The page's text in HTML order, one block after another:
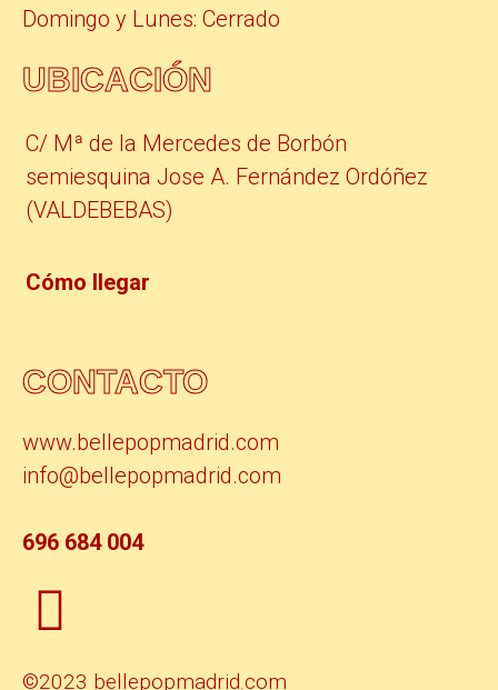
Domingo y Lunes: Cerrado
UBICACIÓN
C/ Mª de la Mercedes de Borbón
semiesquina Jose A. Fernández Ordóñez
(VALDEBEBAS)
Cómo llegar
CONTACTO
www.bellepopmadrid.com
info@bellepopmadrid.com
696 684 004
©2023 bellepopmadrid.com